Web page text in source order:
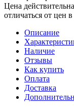
Цена
отличаться от цен
Описание
Наличие
Отзывы
Как купить
Оплата
Доставка